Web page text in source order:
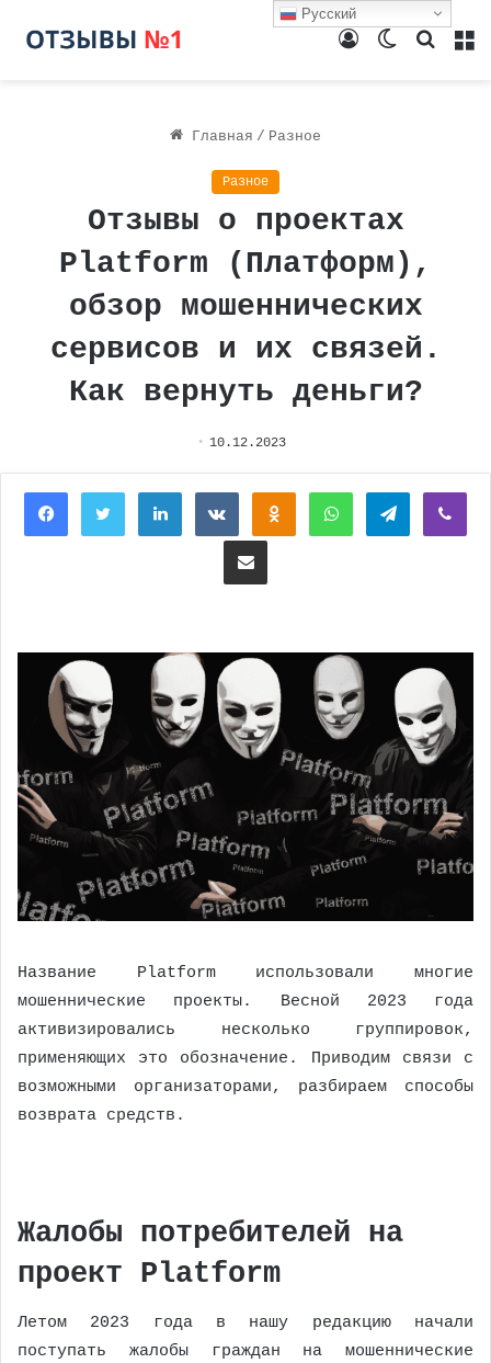
Поиск
Switch
Войти
Главная / Разное
Разное
Отзывы о проектах
Platform (Платформ),
обзор мошеннических
сервисов и их связей.
Как вернуть деньги?
10.12.2023
FacebookTwitterLinkedInВконтактеОдноклассники
WhatsAppTelegram
Поделиться через электронную почту
Название Platform использовали многие
мошеннические проекты. Весной 2023 года
активизировались несколько группировок,
применяющих это обозначение. Приводим связи с
возможными организаторами, разбираем способы
возврата средств.
Жалобы потребителей на
проект Platform
Летом 2023 года в нашу редакцию начали
поступать жалобы граждан на мошеннические
Русский